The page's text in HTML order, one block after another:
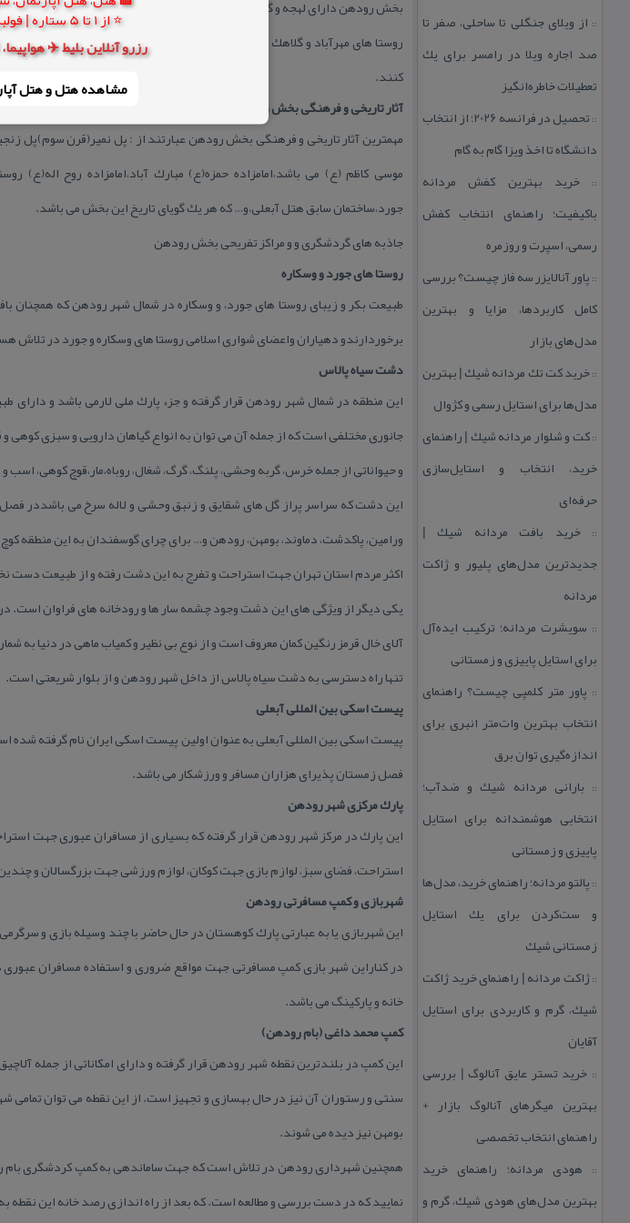
⭐ از 1 تا 5 ستاره | فولبرد | نزدیک حرم
رزرو آنلاین بلیط ✈️
مشاهده هتل و هتل‌
:: از ویلای جنگلی تا ساحلی، صفر تا
صد اجاره ویلا در رامسر برای یك
تعطیلات خاطره‌انگیز
::
تحصیل در فرانسه 2026؛ از انتخاب
دانشگاه تا اخذ ویزا گام به گام
::خرید بهترین كفش مردانه
باكیفیت؛ راهنمای انتخاب كفش
رسمی، اسپرت و روزمره
:: پاور آنالایزر سه فاز چیست؟ بررسی
كامل كاربردها، مزایا و بهترین
مدل‌های بازار
::خرید كت تك مردانه شیك | بهترین
مدل‌ها برای استایل رسمی و كژوال
::كت و شلوار مردانه شیك | راهنمای
خرید، انتخاب و استایل‌سازی
حرفه‌ای
::خرید بافت مردانه شیك |
جدیدترین مدل‌های پلیور و ژاكت
مردانه
:: سویشرت مردانه؛ تركیب ایده‌آل
برای استایل پاییزی و زمستانی
:: پاور متر كلمپی چیست؟ راهنمای
انتخاب بهترین وات‌متر انبری برای
اندازه‌گیری توان برق
:: بارانی مردانه شیك و ضدآب؛
انتخابی هوشمندانه برای استایل
پاییزی و زمستانی
:: پالتو مردانه؛ راهنمای خرید، مدل‌ها
و ست‌كردن برای یك استایل
زمستانی شیك
::ژاكت مردانه | راهنمای خرید ژاكت
شیك، گرم و كاربردی برای استایل
آقایان
:: خرید تستر عایق آنالوگ | بررسی
بهترین میگرهای آنالوگ بازار +
راهنمای انتخاب تخصصی
:: هودی مردانه؛ راهنمای خرید
بهترین مدل‌های هودی شیك، گرم و
بخش رودهن دارای لهجه و گویش های مختلفی است كه همانطور كه گفته شد گویش
روستا های مهرآباد و گلاهك نیز به گویش تركی یا همان آذری، روستا های
كنند.
آثار تاریخی و فرهنگی بخش رودهن
مهمترین آثار تاریخی و فرهنگی بخش رودهن عبارتند از : پل نمیر(قرن سوم)پل
موسی كاظم (ع) می باشد،امامزاده حمزه(ع) مبارك آباد،امامزاده روح اله(ع)
جورد،ساختمان سابق هتل آبعلی،و… كه هر یك گویای تاریخ این بخش می باشد.
جاذبه های گردشگری و و مراكز تفریحی بخش رودهن
روستا های جورد و وسكاره
طبیعت بكر و زیبای روستا های جورد، و وسكاره در شمال شهر رودهن كه همچنان
برخوردارندو دهیاران واعضای شواری اسلامی روستا های وسكاره و جورد در تلاش
دشت سیاه پالاس
این منطقه در شمال شهر رودهن قرار گرفته و جزء پارك ملی لارمی باشد و
جانوری مختلفی است كه از جمله آن می توان به انواع گیاهان دارویی و سبزی كوهی
و حیواناتی از جمله خرس، گربه وحشی، پلنگ، گرگ، شغال، روباه،مار،قوچ كوهی، اسب
این دشت كه سراسر پراز گل های شقایق و زنبق وحشی و لاله سرخ می باشددر فصل
ورامین، پاكدشت، دماوند، بومهن، رودهن و… برای چرای گوسفندان به این منطقه
اكثر مردم استان تهران جهت استراحت و تفرج به این دشت رفته و از طبیعت دست
یكی دیگر از ویژگی های این دشت وجود چشمه سار ها و رودخانه های فراوان است.
آلای خال قرمز رنگین كمان معروف است و از نوع بی نظیر و كمیاب ماهی در دنیا به
تنها راه دسترسی به دشت سیاه پالاس از داخل شهر رودهن و از بلوار شریعتی است.
پیست اسكی بین المللی آبعلی
پیست اسكی بین المللی آبعلی به عنوان اولین پیست اسكی ایران نام گرفته
فصل زمستان پذیرای هزاران مسافر و ورزشكار می باشد.
پارك مركزی شهر رودهن
این پارك در مركز شهر رودهن قرار گرفته كه بسیاری از مسافران عبوری جهت
استراحت، فضای سبز، لوازم بازی جهت كوكان، لوازم ورزشی جهت بزرگسالان و
شهربازی و كمپ مسافرتی رودهن
این شهربازی یا به عبارتی پارك كوهستان در حال حاضر با چند وسیله بازی و
در كناراین شهر بازی كمپ مسافرتی جهت مواقع ضروری و استفاده مسافران عبوری
خانه و پاركینگ می باشد.
كمپ محمد داغی (بام رودهن)
این كمپ در بلندترین نقطه شهر رودهن قرار گرفته و دارای امكاناتی از جمله
سنتی و رستوران آن نیز در حال بهسازی و تجهیز است. از این نقطه می توان تمامی
بومهن نیز دیده می شوند.
همچنین شهرداری رودهن در تلاش است كه جهت ساماندهی به كمپ كردشگری بام
نمایید كه در دست بررسی و مطالعه است. كه بعد از راه اندازی رصد خانه این